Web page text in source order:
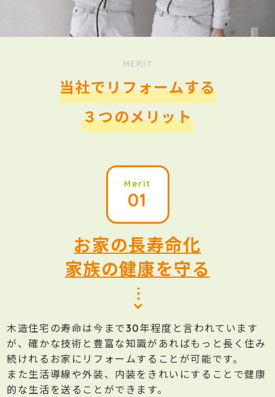
MERIT
当社でリフォームする
３つのメリット
Merit
01
お家の長寿命化
家族の健康を守る
木造住宅の寿命は今まで30年程度と言われています
が、確かな技術と豊富な知識があればもっと長く住み
続けれるお家にリフォームすることが可能です。
また生活導線や外装、内装をきれいにすることで健康
的な生活を送ることができます。